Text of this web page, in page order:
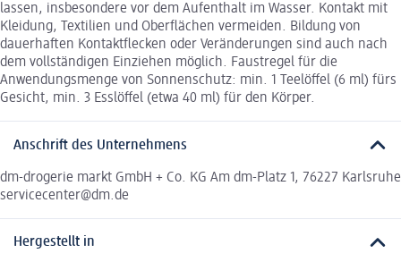
lassen, insbesondere vor dem Aufenthalt im Wasser. Kontakt mit
Kleidung, Textilien und Oberflächen vermeiden. Bildung von
dauerhaften Kontaktflecken oder Veränderungen sind auch nach
dem vollständigen Einziehen möglich. Faustregel für die
Anwendungsmenge von Sonnenschutz: min. 1 Teelöffel (6 ml) fürs
Gesicht, min. 3 Esslöffel (etwa 40 ml) für den Körper.
Anschrift des Unternehmens
dm-drogerie markt GmbH + Co. KG Am dm-Platz 1, 76227 Karlsruhe
servicecenter@dm.de
Hergestellt in